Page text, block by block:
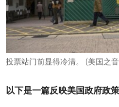
ECONOMY AND TRADE
ENVIRONMENT AND HEALTH
IDEALS AND INSTITUTIONS
投票站门前显得冷清。 (美国之
以下是一篇反映美国政府政